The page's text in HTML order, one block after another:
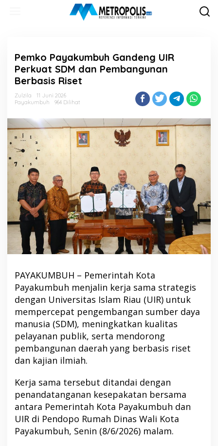
Pemko Payakumbuh Gandeng UIR
Perkuat SDM dan Pembangunan
Berbasis Riset
Zulzila
11 Juni 2026
Payakumbuh
964 Dilihat
PAYAKUMBUH – Pemerintah Kota
Payakumbuh menjalin kerja sama strategis
dengan Universitas Islam Riau (UIR) untuk
mempercepat pengembangan sumber daya
manusia (SDM), meningkatkan kualitas
pelayanan publik, serta mendorong
pembangunan daerah yang berbasis riset
dan kajian ilmiah.
Kerja sama tersebut ditandai dengan
penandatanganan kesepakatan bersama
antara Pemerintah Kota Payakumbuh dan
UIR di Pendopo Rumah Dinas Wali Kota
Payakumbuh, Senin (8/6/2026) malam.